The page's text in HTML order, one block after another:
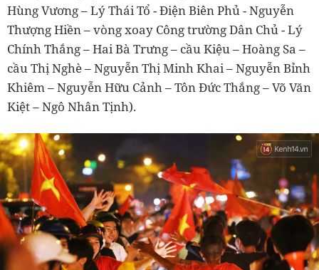
Hùng Vương – Lý Thái Tổ - Điện Biên Phủ - Nguyễn
Thượng Hiền – vòng xoay Công trường Dân Chủ - Lý
Chính Thắng – Hai Bà Trưng – cầu Kiệu – Hoàng Sa –
cầu Thị Nghè – Nguyễn Thị Minh Khai – Nguyễn Bỉnh
Khiêm – Nguyễn Hữu Cảnh – Tôn Đức Thắng – Võ Văn
Kiệt – Ngô Nhân Tịnh).